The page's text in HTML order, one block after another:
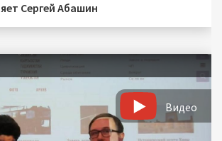
Сергей Абашин
Видео